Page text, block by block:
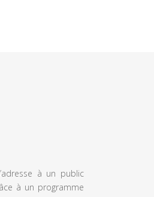
à un public
à un programme